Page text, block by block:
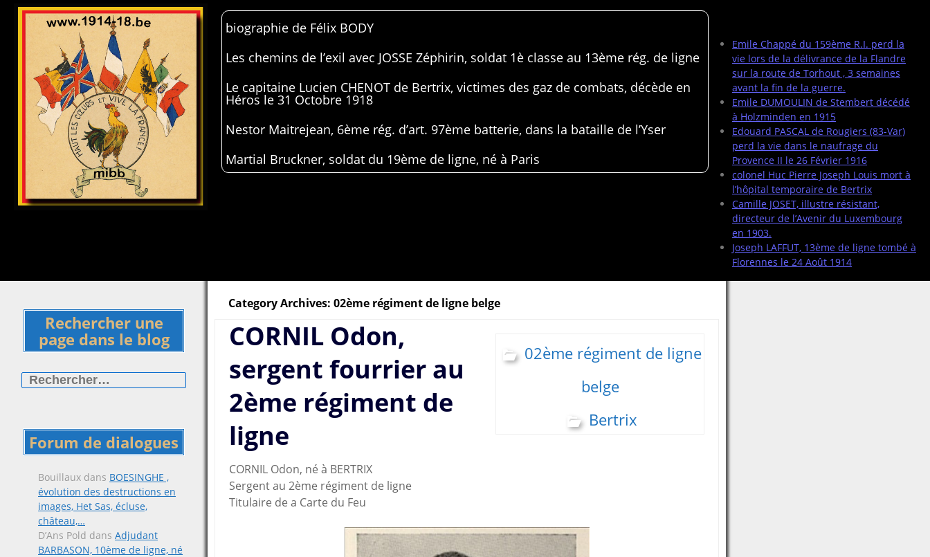
Emile Chappé du 159ème R.I. perd la
vie lors de la délivrance de la Flandre
sur la route de Torhout , 3 semaines
avant la fin de la guerre.
Emile DUMOULIN de Stembert décédé
à Holzminden en 1915
Edouard PASCAL de Rougiers (83-Var)
perd la vie dans le naufrage du
Provence II le 26 Février 1916
colonel Huc Pierre Joseph Louis mort à
l’hôpital temporaire de Bertrix
Camille JOSET, illustre résistant,
directeur de l’Avenir du Luxembourg
en 1903.
Joseph LAFFUT, 13ème de ligne tombé à
Florennes le 24 Août 1914
biographie de Félix BODY
Les chemins de l’exil avec JOSSE Zéphirin, soldat 1è classe au 13ème rég. de ligne
Le capitaine Lucien CHENOT de Bertrix, victimes des gaz de combats, décède en
Héros le 31 Octobre 1918
Nestor Maitrejean, 6ème rég. d’art. 97ème batterie, dans la bataille de l’Yser
Martial Bruckner, soldat du 19ème de ligne, né à Paris
Rechercher une
page dans le blog
Forum de dialogues
Bouillaux dans BOESINGHE ,
évolution des destructions en
images, Het Sas, écluse,
château,…
D’Ans Pold dans Adjudant
BARBASON, 10ème de ligne, né
Category Archives: 02ème régiment de ligne belge
02ème régiment de ligne
belge
Bertrix
CORNIL Odon,
sergent fourrier au
2ème régiment de
ligne
CORNIL Odon, né à BERTRIX
Sergent au 2ème régiment de ligne
Titulaire de a Carte du Feu